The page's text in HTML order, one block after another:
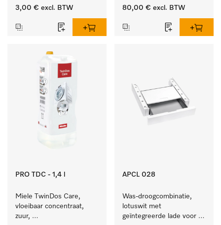
3,00 € excl. BTW
2 x UltraPhase 2.
80,00 € excl. BTW
PRO TDC - 1,4 l
Miele TwinDos Care,
vloeibaar concentraat,
zuur,
APCL 028
Was-droogcombinatie,
lotuswit met
geïntegreerde lade voor